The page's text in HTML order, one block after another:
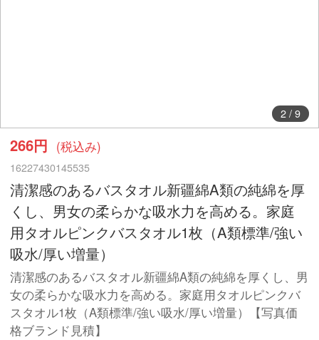
2/ 9
266円 (税込み)
16227430145535
清潔感のあるバスタオル新疆綿A類の純綿を厚
くし、男女の柔らかな吸水力を高める。家庭
用タオルピンクバスタオル1枚（A類標準/強い
吸水/厚い増量）
清潔感のあるバスタオル新疆綿A類の純綿を厚くし、男
女の柔らかな吸水力を高める。家庭用タオルピンクバ
スタオル1枚（A類標準/強い吸水/厚い増量）【写真価
格ブランド見積】